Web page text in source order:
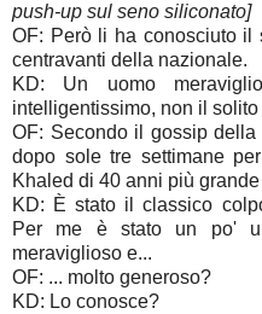
push-up sul seno siliconato]
OF: Però li ha conosciuto il
centravanti della nazionale.
KD: Un uomo
intelligentissimo, non il
OF: Secondo il gossip
dopo sole tre settimane
Khaled di 40 anni più
KD: È stato il classico
Per me è stato un po'
meraviglioso e...
OF: ... molto generoso?
KD: Lo conosce?